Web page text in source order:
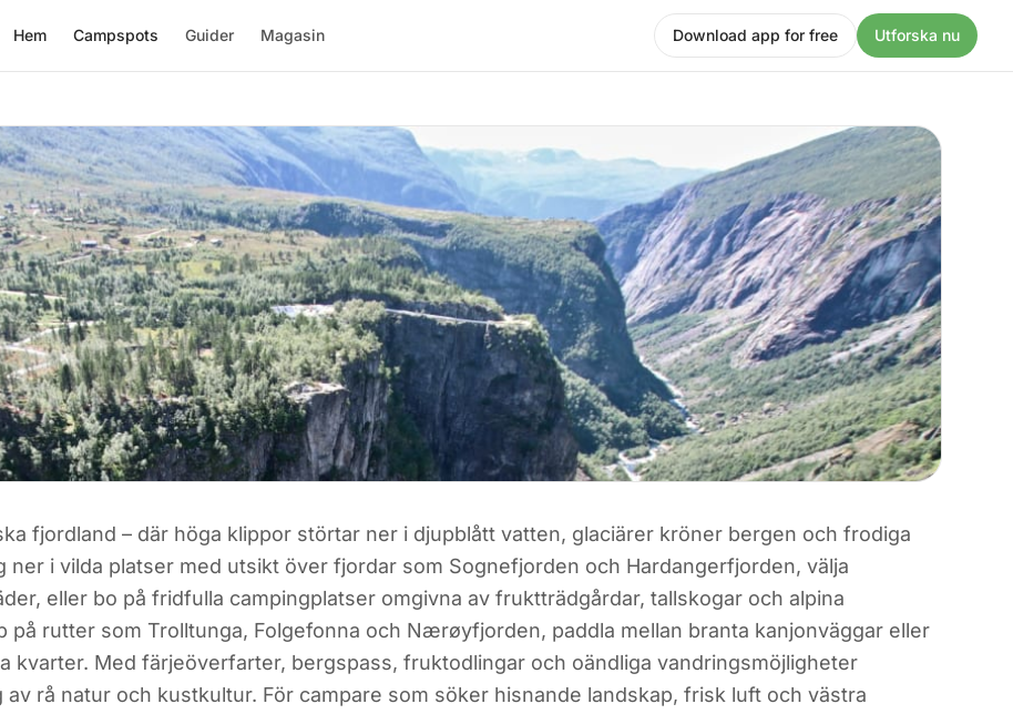
Hem Campspots Guider Magasin Download app for free Utforska nu
fjordland – där höga klippor störtar ner i djupblått vatten, glaciärer kröner bergen och frodiga
ner i vilda platser med utsikt över fjordar som Sognefjorden och Hardangerfjorden, välja
eller bo på fridfulla campingplatser omgivna av fruktträdgårdar, tallskogar och alpina
på rutter som Trolltunga, Folgefonna och Nærøyfjorden, paddla mellan branta kanjonväggar eller
kvarter. Med färjeöverfarter, bergspass, fruktodlingar och oändliga vandringsmöjligheter
rå natur och kustkultur. För campare som söker hisnande landskap, frisk luft och västra